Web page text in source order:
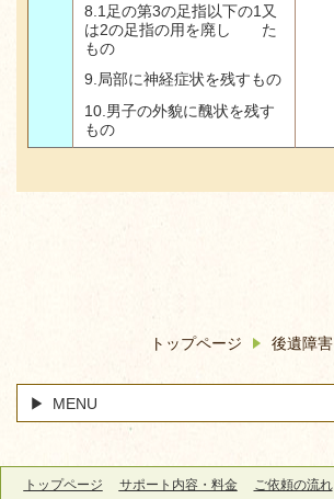
8.1 足の第3の足指以下の1 又
は2の足指の用を廃し た
もの
9. 局部に神経症状を残すもの
10. 男子の外貌に醜状を残す
もの
トップページ 後遺障害
MENU
トップページ サポート内容・料金 ご依頼の流れ